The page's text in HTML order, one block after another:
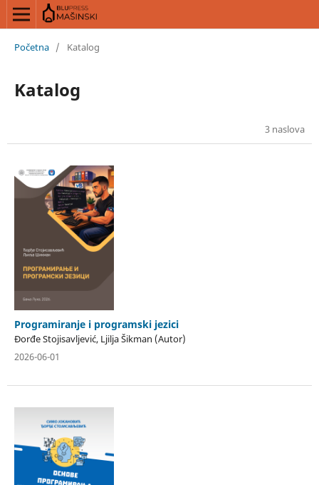
Početna / Katalog
Katalog
3 naslova
Programiranje i programski jezici
Đorđe Stojisavljević, Ljilja Šikman (Autor)
2026-06-01